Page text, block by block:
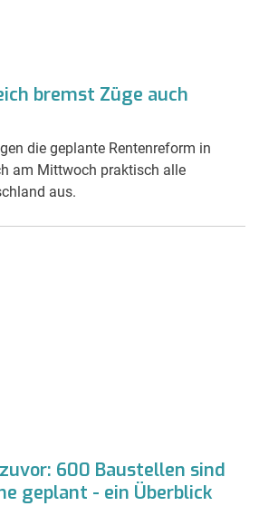
bremst Züge auch
die geplante Rentenreform in
am Mittwoch praktisch alle
aus.
600 Baustellen sind
geplant - ein Überblick